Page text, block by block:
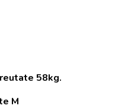
58kg.
M